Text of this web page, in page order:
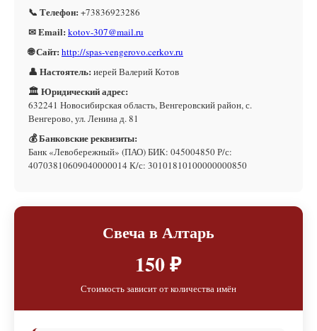
📞 Телефон: +73836923286
✉ Email: kotov-307@mail.ru
🌐 Сайт: http://spas-vengerovo.cerkov.ru
👤 Настоятель: иерей Валерий Котов
🏛 Юридический адрес:
632241 Новосибирская область, Венгеровский район, с.
Венгерово, ул. Ленина д. 81
💰 Банковские реквизиты:
Банк «Левобережный» (ПАО) БИК: 045004850 Р/с:
40703810609040000014 К/с: 30101810100000000850
Свеча в Алтарь
150 ₽
Стоимость зависит от количества имён